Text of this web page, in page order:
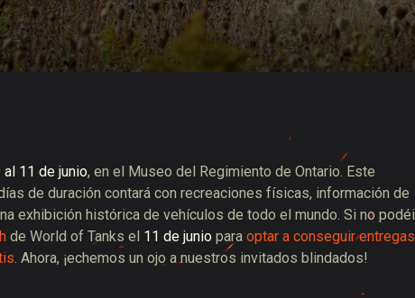
de suministros de Twitch
al 11 de junio, en el Museo del Regimiento de Ontario. Este
de duración contará con recreaciones físicas, información de
exhibición histórica de vehículos de todo el mundo. Si no
de World of Tanks el 11 de junio para optar a conseguir entregas
. Ahora, ¡echemos un ojo a nuestros invitados blindados!